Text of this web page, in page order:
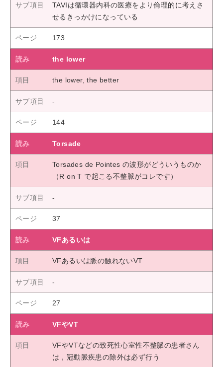
TAVIは循環器内科の医療をより倫理的に考えさ
せるきっかけになっている
173
the lower
the lower, the better
144
Torsade
Torsades de Pointes の波形がどういうものか
（R on T で起こる不整脈がコレです）
37
VFあるいは
VFあるいは脈の触れないVT
27
VFやVT
VFやVTなどの致死性心室性不整脈の患者さん
は，冠動脈疾患の除外は必ず行う